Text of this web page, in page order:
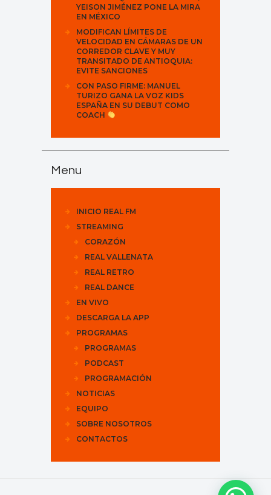
YEISON JIMÉNEZ PONE LA MIRA
EN MÉXICO
MODIFICAN LÍMITES DE
VELOCIDAD EN CÁMARAS DE UN
CORREDOR CLAVE Y MUY
TRANSITADO DE ANTIOQUIA:
EVITE SANCIONES
CON PASO FIRME: MANUEL
TURIZO GANA LA VOZ KIDS
ESPAÑA EN SU DEBUT COMO
COACH
Menu
INICIO REAL FM
STREAMING
CORAZÓN
REAL VALLENATA
REAL RETRO
REAL DANCE
EN VIVO
DESCARGA LA APP
PROGRAMAS
PROGRAMAS
PODCAST
PROGRAMACIÓN
NOTICIAS
EQUIPO
SOBRE NOSOTROS
CONTACTOS